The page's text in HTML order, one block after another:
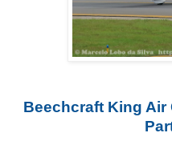
Beechcraft King Air